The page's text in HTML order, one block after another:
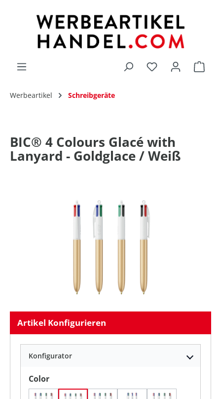
Du hast 0
Werbeartikel Schreibgeräte
BIC® 4 Colours Glacé with
Lanyard - Goldglace / Weiß
Artikel Konfigurieren
Konfigurator
Colorauswählen